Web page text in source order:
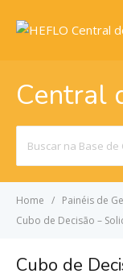
Central
For
Home Painéis de
Cubo de Decisão –
Cubo de